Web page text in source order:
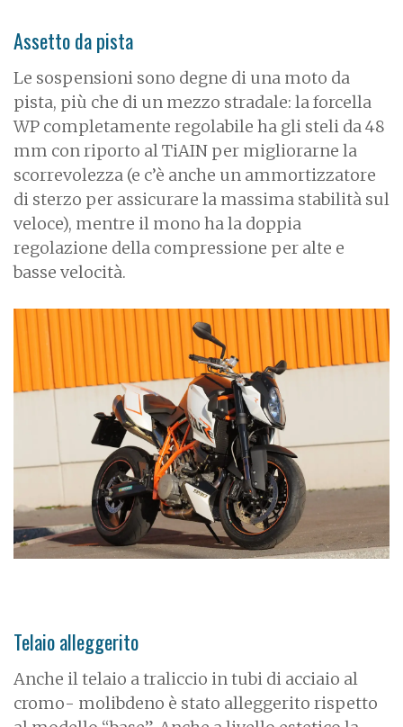
Assetto da pista
Le sospensioni sono degne di una moto da
pista, più che di un mezzo stradale: la forcella
WP completamente regolabile ha gli steli da 48
mm con riporto al TiAIN per migliorarne la
scorrevolezza (e c’è anche un ammortizzatore
di sterzo per assicurare la massima stabilità sul
veloce), mentre il mono ha la doppia
regolazione della compressione per alte e
basse velocità.
Telaio alleggerito
Anche il telaio a traliccio in tubi di acciaio al
cromo- molibdeno è stato alleggerito rispetto